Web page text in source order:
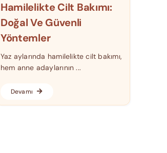
Hamilelikte Cilt Bakımı:
Doğal Ve Güvenli
Yöntemler
Yaz aylarında hamilelikte cilt bakımı,
hem anne adaylarının ...
Devamı